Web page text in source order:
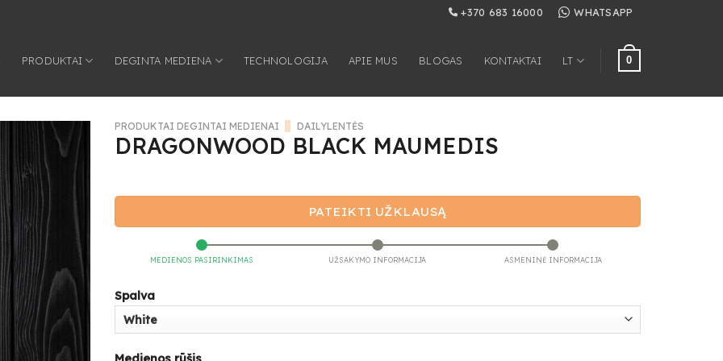
+370 683 16000 WHATSAPP
PRODUKTAI DEGINTA MEDIENA TECHNOLOGIJA APIE MUS BLOGAS KONTAKTAI LT 0
PRODUKTAI DEGINTAI MEDIENAI DAILYLENTĖS
DRAGONWOOD BLACK MAUMEDIS
PATEIKTI UŽKLAUSĄ
MEDIENOS PASIRINKIMAS UŽSAKYMO INFORMACIJA ASMENINĖ INFORMACIJA
Spalva